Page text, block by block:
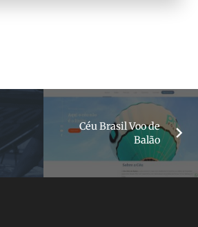
Céu Brasil Voo de
Balão